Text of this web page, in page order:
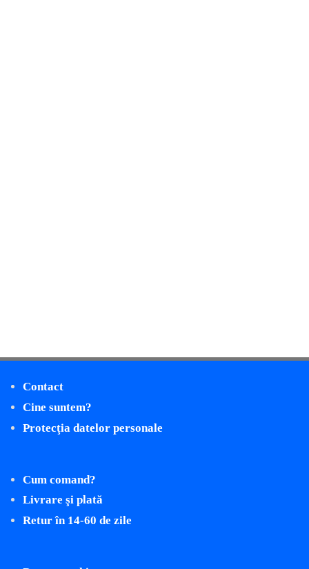
Contact
Cine suntem?
Protecţia datelor personale
Cum comand?
Livrare şi plată
Retur în 14-60 de zile